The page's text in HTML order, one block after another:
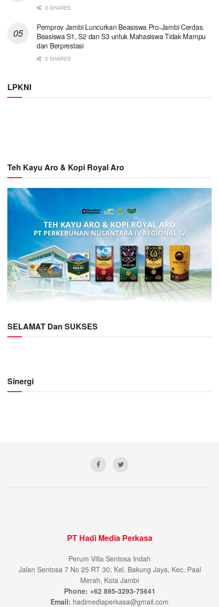
0 SHARES
Pemprov Jambi Luncurkan Beasiswa Pro-Jambi Cerdas.
Beasiswa S1, S2 dan S3 untuk Mahasiswa Tidak Mampu
dan Berprestasi
0 SHARES
LPKNI
Teh Kayu Aro & Kopi Royal Aro
SELAMAT Dan SUKSES
Sinergi
PT Hadi Media Perkasa
Perum Villa Sentosa Indah
Jalan Sentosa 7 No 25 RT 30, Kel. Bakung Jaya, Kec. Paal
Merah, Kota Jambi
Phone: +62 895-3293-75641
Email: hadimediaperkasa@gmail.com